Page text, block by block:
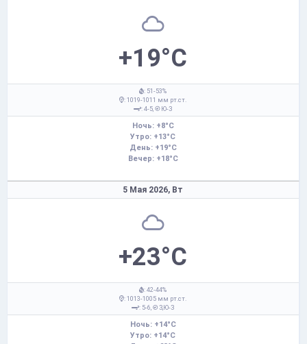
+19°C
: 51-53%
: 1019-1011 мм рт.ст.
: 4-5,
Ю-З
Ночь: +8°C
Утро: +13°C
День: +19°C
Вечер: +18°C
5 Мая 2026, Вт
+23°C
: 42-44%
: 1013-1005 мм рт.ст.
: 5-6,
З,Ю-З
Ночь: +14°C
Утро: +14°C